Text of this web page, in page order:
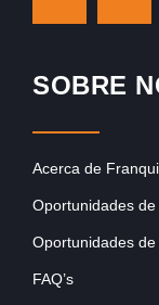
SOBRE
Acerca de
Oportunidades
Oportunidades
FAQ’s